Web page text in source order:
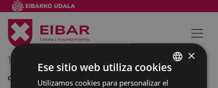
13/01/2012
CINE BASQUE
×
Ese sitio web utiliza cookies
Utilizamos cookies para personalizar el